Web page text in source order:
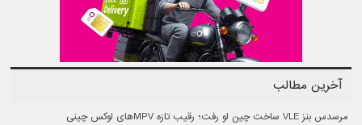
آخرین مطالب
مرسدس بنز VLE ساخت چین لو رفت؛ رقیب تازه MPVهای لوکس چینی